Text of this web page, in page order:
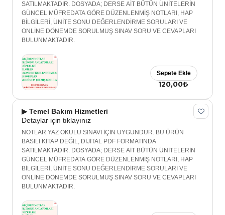
SATILMAKTADIR. DOSYADA; DERSE AİT BÜTÜN ÜNİTELERİN
GÜNCEL MÜFREDATA GÖRE DÜZENLENMİŞ NOTLARI, HAP
BİLGİLERİ, ÜNİTE SONU DEĞERLENDİRME SORULARI VE
ONLİNE DÖNEMDE SORULMUŞ SINAV SORU VE CEVAPLARI
BULUNMAKTADIR.
120,00₺
Sepete Ekle
▶ Temel Bakım Hizmetleri
Detaylar için tıklayınız
NOTLAR YAZ OKULU SINAVI İÇİN UYGUNDUR. BU ÜRÜN
BASILI KİTAP DEĞİL, DİJİTAL PDF FORMATINDA
SATILMAKTADIR. DOSYADA; DERSE AİT BÜTÜN ÜNİTELERİN
GÜNCEL MÜFREDATA GÖRE DÜZENLENMİŞ NOTLARI, HAP
BİLGİLERİ, ÜNİTE SONU DEĞERLENDİRME SORULARI VE
ONLİNE DÖNEMDE SORULMUŞ SINAV SORU VE CEVAPLARI
BULUNMAKTADIR.